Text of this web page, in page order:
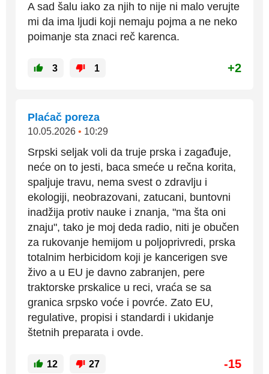
A sad šalu iako za njih to nije ni malo verujte
mi da ima ljudi koji nemaju pojma a ne neko
poimanje sta znaci reč karenca.
3 1 +2
Plaćač poreza
10.05.2026 • 10:29
Srpski seljak voli da truje prska i zagađuje,
neće on to jesti, baca smeće u rečna korita,
spaljuje travu, nema svest o zdravlju i
ekologiji, neobrazovani, zatucani, buntovni
inadžija protiv nauke i znanja, "ma šta oni
znaju", tako je moj deda radio, niti je obučen
za rukovanje hemijom u poljoprivredi, prska
totalnim herbicidom koji je kancerigen sve
živo a u EU je davno zabranjen, pere
traktorske prskalice u reci, vraća se sa
granica srpsko voće i povrće. Zato EU,
regulative, propisi i standardi i ukidanje
štetnih preparata i ovde.
12 27 -15